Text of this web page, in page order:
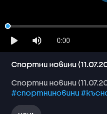
0:00
Спортни новини
Спортни новини
#спортниновини